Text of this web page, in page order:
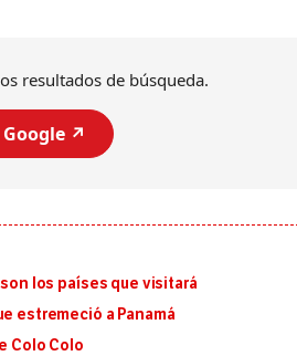
resultados de búsqueda.
↗️
son los países que visitará
estremeció a Panamá
Colo Colo
Entre recuerdos y escuetas
da Silva, oficializó este domingo su
candidatura...